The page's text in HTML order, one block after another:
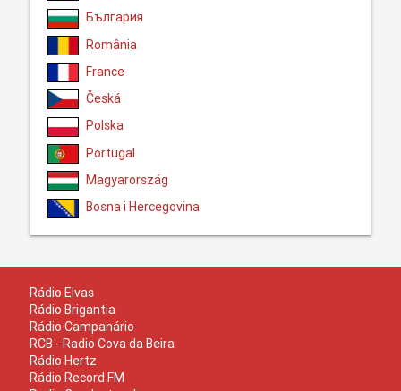
България
România
France
Česká
Polska
Portugal
Magyarország
Bosna i Hercegovina
Rádio Elvas
Rádio Brigantia
Rádio Campanário
RCB - Radio Cova da Beira
Rádio Hertz
Rádio Record FM